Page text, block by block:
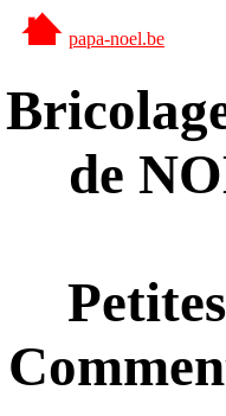
papa-noel.be
de